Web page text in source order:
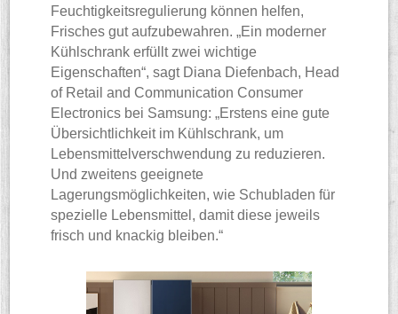
Feuchtigkeitsregulierung können helfen,
Frisches gut aufzubewahren. „Ein moderner
Kühlschrank erfüllt zwei wichtige
Eigenschaften“, sagt Diana Diefenbach, Head
of Retail and Communication Consumer
Electronics bei Samsung: „Erstens eine gute
Übersichtlichkeit im Kühlschrank, um
Lebensmittelverschwendung zu reduzieren.
Und zweitens geeignete
Lagerungsmöglichkeiten, wie Schubladen für
spezielle Lebensmittel, damit diese jeweils
frisch und knackig bleiben.“